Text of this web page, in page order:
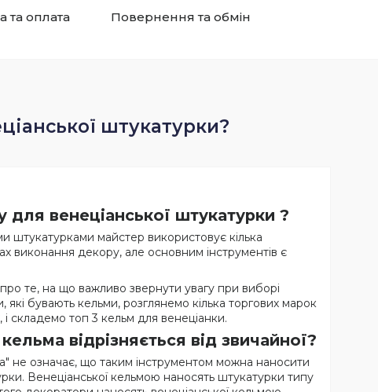
та оплата Повернення та обмін
штукатурки?
для венеціанської штукатурки ?
штукатурками майстер використовує кілька
виконання декору, але основним інструментів є
те, на що важливо звернути увагу при виборі
які бувають кельми, розглянемо кілька торгових марок
складемо топ 3 кельм для венеціанки.
відрізняється від звичайної?
не означає, що таким інструментом можна наносити
Венеціанської кельмою наносять штукатурки типу